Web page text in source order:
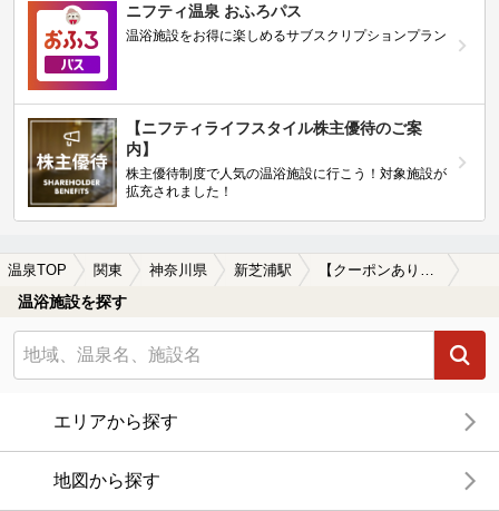
ニフティ温泉 おふろパス
温浴施設をお得に楽しめるサブスクリプションプラン
【ニフティライフスタイル株主優待のご案
内】
株主優待制度で人気の温浴施設に行こう！対象施設が
拡充されました！
温泉TOP 関東 神奈川県 新芝浦駅
温浴施設を探す
エリアから探す
地図から探す